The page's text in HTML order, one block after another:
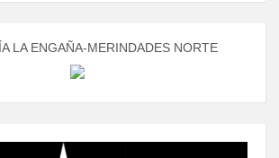
LA ENGAÑA-MERINDADES NORTE